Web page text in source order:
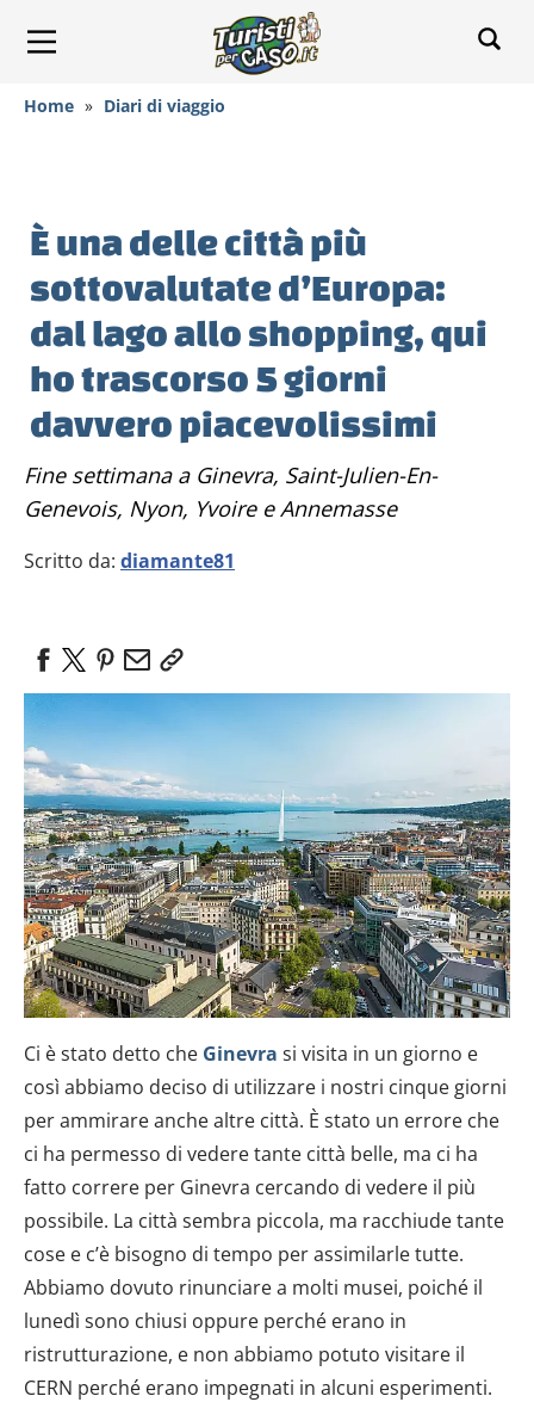
Home » Diari di viaggio
È una delle città più
sottovalutate d’Europa:
dal lago allo shopping, qui
ho trascorso 5 giorni
davvero piacevolissimi
Fine settimana a Ginevra, Saint-Julien-En-
Genevois, Nyon, Yvoire e Annemasse
Scritto da: diamante81
Ci è stato detto che Ginevra si visita in un giorno e
così abbiamo deciso di utilizzare i nostri cinque giorni
per ammirare anche altre città. È stato un errore che
ci ha permesso di vedere tante città belle, ma ci ha
fatto correre per Ginevra cercando di vedere il più
possibile. La città sembra piccola, ma racchiude tante
cose e c’è bisogno di tempo per assimilarle tutte.
Abbiamo dovuto rinunciare a molti musei, poiché il
lunedì sono chiusi oppure perché erano in
ristrutturazione, e non abbiamo potuto visitare il
CERN perché erano impegnati in alcuni esperimenti.